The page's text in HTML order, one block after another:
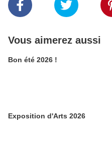
Vous aimerez aussi
Bon été 2026 !
Exposition d'Arts 2026